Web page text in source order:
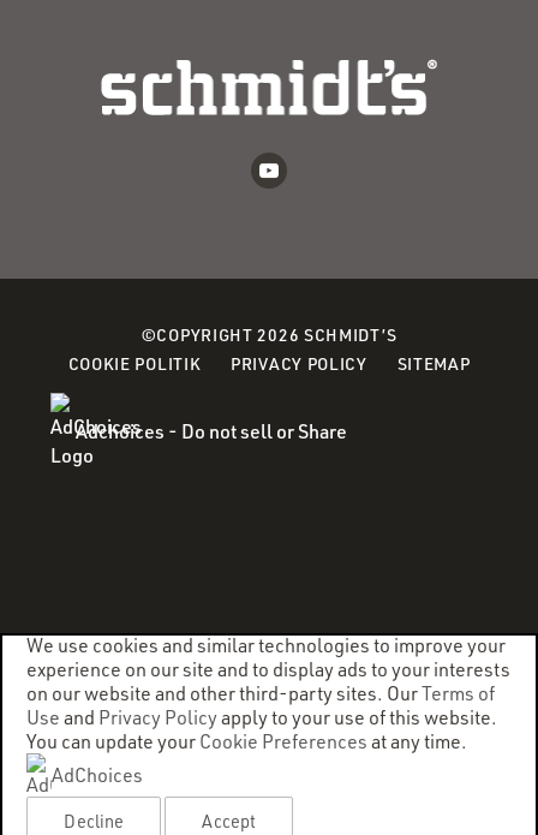
©COPYRIGHT 2026 SCHMIDT’S
COOKIE POLITIK(OPENSPRIVACY POLICY(OPENSSITEMAP
Adchoices - Do not sell or Share
We use cookies and similar technologies to improve your
experience on our site and to display ads to your interests
on our website and other third-party sites. OurTerms of
Use and Privacy Policyapply to your use of this website.
You can update your Cookie Preferences at any time.
AdChoices
Decline Accept